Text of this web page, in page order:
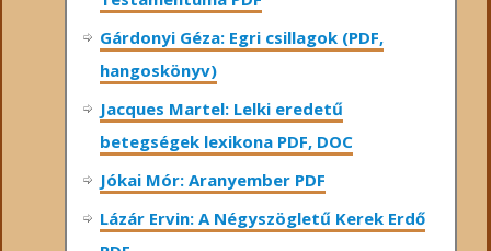
Gárdonyi Géza: Egri csillagok (PDF,
hangoskönyv)
Jacques Martel: Lelki eredetű
betegségek lexikona PDF, DOC
Jókai Mór: Aranyember PDF
Lázár Ervin: A Négyszögletű Kerek Erdő